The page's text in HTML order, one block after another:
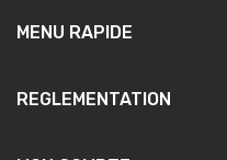
MENU RAPIDE
REGLEMENTATION